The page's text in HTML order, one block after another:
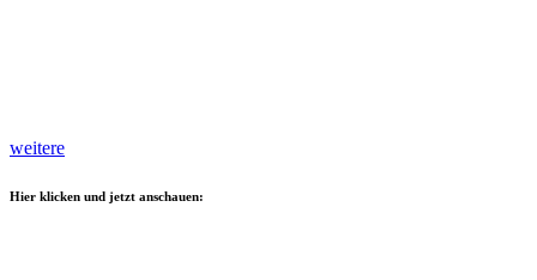
weitere
Hier klicken und jetzt anschauen: